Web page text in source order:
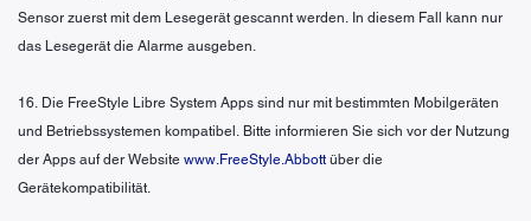
Sensor zuerst mit dem Lesegerät gescannt werden. In diesem Fall kann nur
das Lesegerät die Alarme ausgeben.
16. Die FreeStyle Libre System Apps sind nur mit bestimmten Mobilgeräten
und Betriebssystemen kompatibel. Bitte informieren Sie sich vor der Nutzung
der Apps auf der Website www.FreeStyle.Abbott über die
Gerätekompatibilität.